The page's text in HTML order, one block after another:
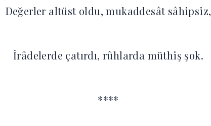
Değerler altüst oldu, mukaddesât sâhipsiz,‎
İrâdelerde çatırdı, rûhlarda müthiş şok.‎
****